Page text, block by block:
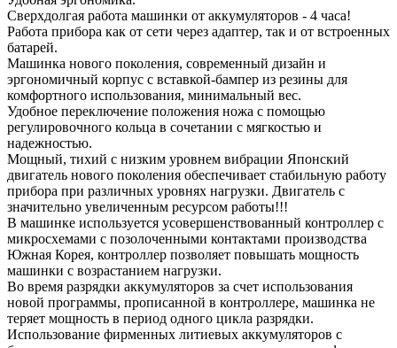
Сверхдолгая работа машинки от аккумуляторов - 4 часа!
Работа прибора как от сети через адаптер, так и от встроенных
батарей.
Машинка нового поколения, современный дизайн и
эргономичный корпус с вставкой-бампер из резины для
комфортного использования, минимальный вес.
Удобное переключение положения ножа с помощью
регулировочного кольца в сочетании с мягкостью и
надежностью.
Мощный, тихий с низким уровнем вибрации Японский
двигатель нового поколения обеспечивает стабильную работу
прибора при различных уровнях нагрузки. Двигатель с
значительно увеличенным ресурсом работы!!!
В машинке используется усовершенствованный контроллер с
микросхемами с позолоченными контактами производства
Южная Корея, контроллер позволяет повышать мощность
машинки с возрастанием нагрузки.
Во время разрядки аккумуляторов за счет использования
новой программы, прописанной в контроллере, машинка не
теряет мощность в период одного цикла разрядки.
Использование фирменных литиевых аккумуляторов с